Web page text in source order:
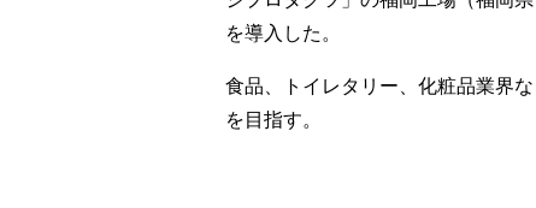
を導入した。
食品、トイレタリー、化粧品業界
を目指す。